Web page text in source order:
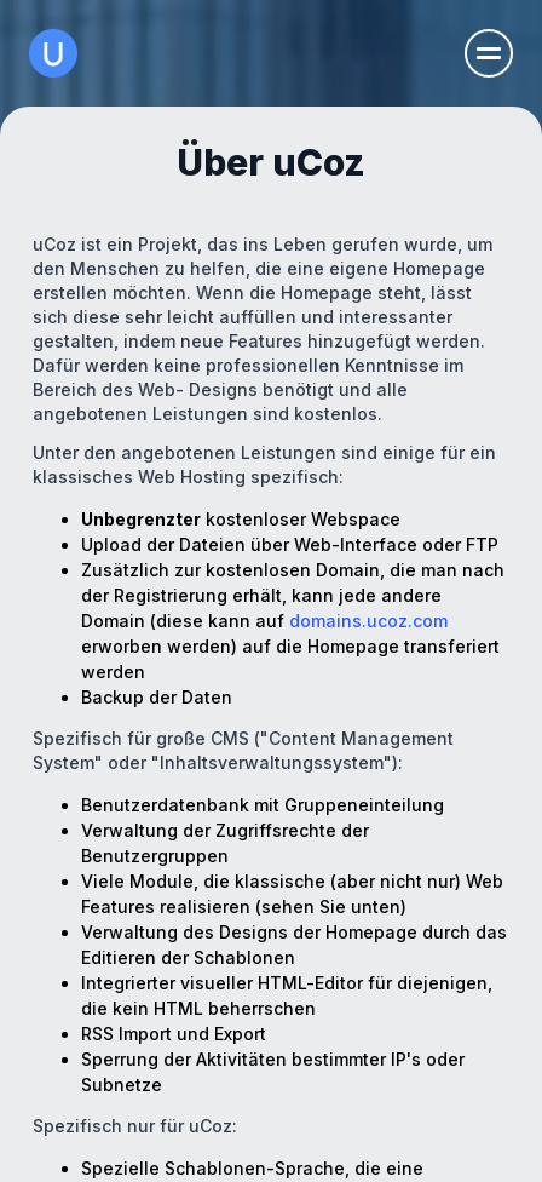
Über uCoz
uCoz ist ein Projekt, das ins Leben gerufen wurde, um
den Menschen zu helfen, die eine eigene Homepage
erstellen möchten. Wenn die Homepage steht, lässt
sich diese sehr leicht auffüllen und interessanter
gestalten, indem neue Features hinzugefügt werden.
Dafür werden keine professionellen Kenntnisse im
Bereich des Web- Designs benötigt und alle
angebotenen Leistungen sind kostenlos.
Unter den angebotenen Leistungen sind einige für ein
klassisches Web Hosting spezifisch:
Unbegrenzter kostenloser Webspace
Upload der Dateien über Web-Interface oder FTP
Zusätzlich zur kostenlosen Domain, die man nach
der Registrierung erhält, kann jede andere
Domain (diese kann auf domains.ucoz.com
erworben werden) auf die Homepage transferiert
werden
Backup der Daten
Spezifisch für große CMS ("Content Management
System" oder "Inhaltsverwaltungssystem"):
Benutzerdatenbank mit Gruppeneinteilung
Verwaltung der Zugriffsrechte der
Benutzergruppen
Viele Module, die klassische (aber nicht nur) Web
Features realisieren (sehen Sie unten)
Verwaltung des Designs der Homepage durch das
Editieren der Schablonen
Integrierter visueller HTML-Editor für diejenigen,
die kein HTML beherrschen
RSS Import und Export
Sperrung der Aktivitäten bestimmter IP's oder
Subnetze
Spezifisch nur für uCoz:
Spezielle Schablonen-Sprache, die eine